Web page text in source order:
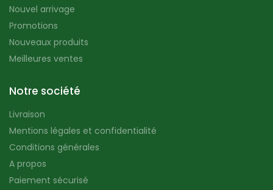
Nouvel arrivage
Promotions
Nouveaux produits
Meilleures ventes
Notre société
Livraison
Mentions légales et confidentialité
Conditions générales
A propos
Paiement sécurisé